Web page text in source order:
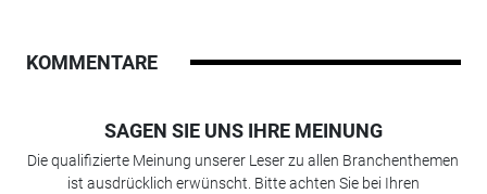
KOMMENTARE
SAGEN SIE UNS IHRE MEINUNG
Die qualifizierte Meinung unserer Leser zu allen Branchenthemen
ist ausdrücklich erwünscht. Bitte achten Sie bei Ihren